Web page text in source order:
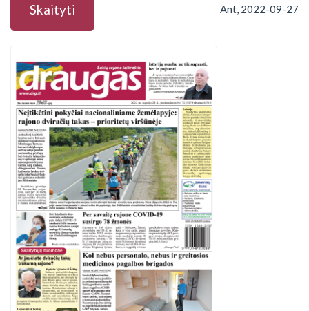
Skaityti Ant, 2022-09-27